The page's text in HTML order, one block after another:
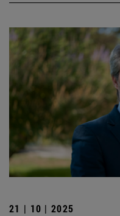
21 | 10 | 2025